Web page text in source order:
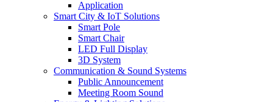
Application
Smart City & IoT Solutions
Smart Pole
Smart Chair
LED Full Display
3D System
Communication & Sound Systems
Public Announcement
Meeting Room Sound